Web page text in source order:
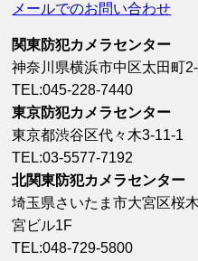
メールでのお問い合わせ
関東防犯カメラセンター
神奈川県横浜市中区太田町
TEL:045-228-7440
東京防犯カメラセンター
東京都渋谷区代々木3-11-1
TEL:03-5577-7192
北関東防犯カメラセンター
埼玉県さいたま市大宮区桜
宮ビル1F
TEL:048-729-5800